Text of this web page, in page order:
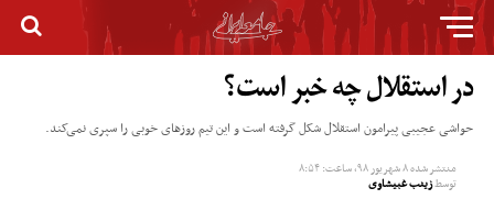
در استقلال چه خبر است؟
حواشی عجیبی پیرامون استقلال شکل گرفته است و این تیم روزهای خوبی را سپری نمی‌کند.
منتشر شده۸ شهریور ۹۸, ساعت: ۸:۵۴
توسطزینب غبیشاوی